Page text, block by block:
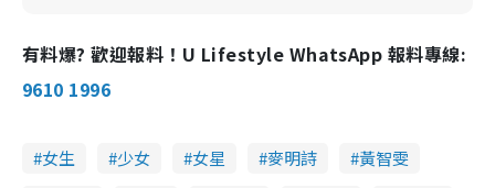
有料爆? 歡迎報料！U Lifestyle WhatsApp 報料專線:
9610 1996
女生 少女 女星 麥明詩
黃智雯